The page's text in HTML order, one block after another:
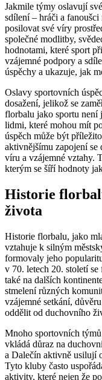
Jakmile týmy oslavují
sdílení – hráči a
posilovat své víry
společné modlitby,
hodnotami, které sport
vzájemné podpory a
úspěchy a ukazuje, jak
Oslavy sportovních
dosažení, jelikož se
florbalu jako sportu není
lidmi, které mohou mít
úspěch může být
aktivnějšímu zapojení
víru a vzájemné vztahy.
kterým se šíří hodnoty
Historie
života
Historie florbalu, jako
vztahuje k silným
formovaly jeho
v 70. letech 20. století
také na dalších
stmelení různých
vzájemné setkání,
oddělit od duchovního
Mnoho sportovních
vkládá důraz na
a Dalečín aktivně usilují
Tyto kluby často
aktivity, které nejen že